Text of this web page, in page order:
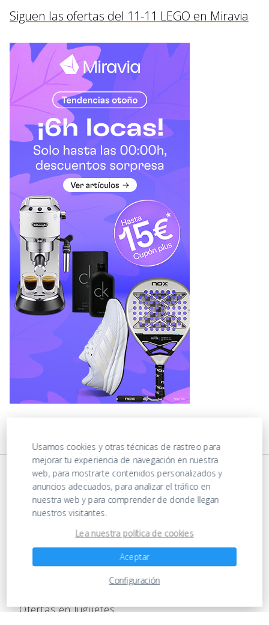
Siguen las ofertas del 11-11 LEGO en Miravia
https://ofertasenjuguetes.com/privacy-policy/
Ofertas en Juguetes
Usamos cookies y otras técnicas de rastreo para
mejorar tu experiencia de navegación en nuestra
web, para mostrarte contenidos personalizados y
anuncios adecuados, para analizar el tráfico en
nuestra web y para comprender de donde llegan
nuestros visitantes.
Lea nuestra política de cookies
Aceptar
Configuración